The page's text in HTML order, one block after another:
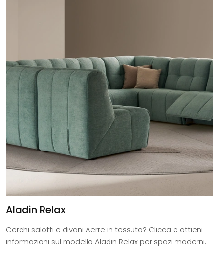
Aladin Relax
Cerchi salotti e divani Aerre in tessuto? Clicca e ottieni
informazioni sul modello Aladin Relax per spazi moderni.